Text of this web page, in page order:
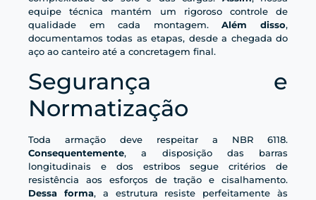
equipe técnica mantém um rigoroso controle de
qualidade em cada montagem.Além disso,
documentamos todas as etapas, desde a chegada do
aço ao canteiro até a concretagem final.
Segurança e
Normatização
Toda armação deve respeitar a NBR 6118.
Consequentemente, a disposição das barras
longitudinais e dos estribos segue critérios de
resistência aos esforços de tração e cisalhamento.
Dessa forma, a estrutura resiste perfeitamente às